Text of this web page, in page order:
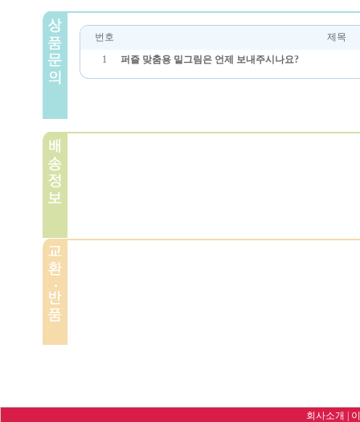
번호
제목
1
퍼즐 맞춤용 밑그림은 언제 보내주시나요?
회사소개